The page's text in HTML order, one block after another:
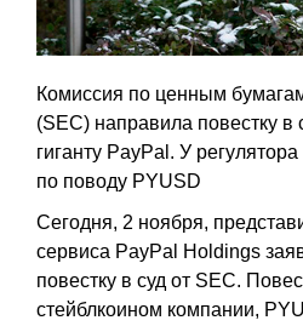
Комиссия по ценным
(SEC) направила повестку в
гиганту PayPal. У
по поводу PYUSD
Сегодня, 2 ноября,
сервиса PayPal Holdings
повестку в суд от SEC.
стейблкоином компании,